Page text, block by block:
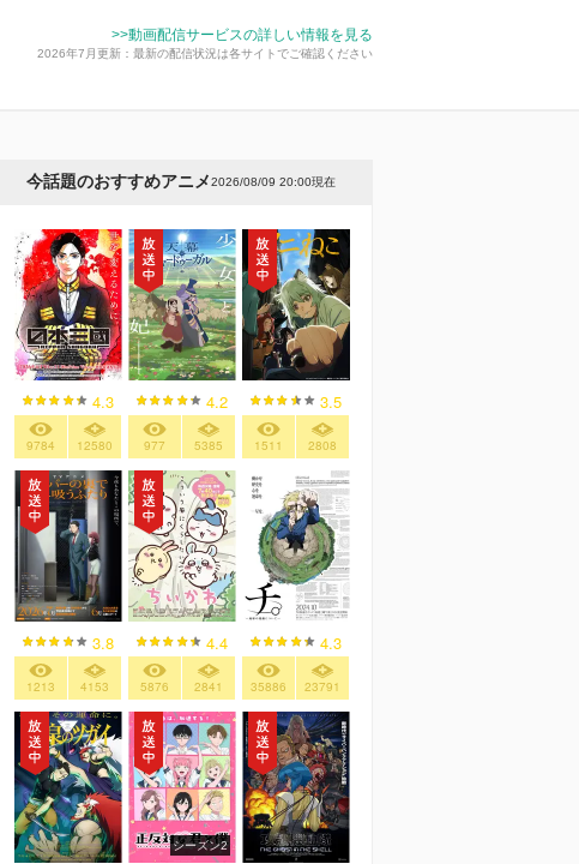
>>動画配信サービスの詳しい情報を見る
2026年7月更新：最新の配信状況は各サイトでご確認ください
今話題のおすすめアニメ2026/08/09 20:00現在
4.3
9784 12580
4.2
977 5385
3.5
1511 2808
3.8
1213 4153
4.4
5876 2841
4.3
35886 23791
シーズン2